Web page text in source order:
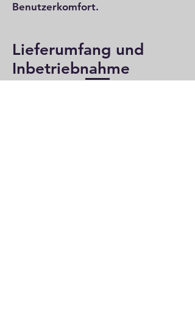
Benutzerkomfort.
Lieferumfang und
Inbetriebnahme